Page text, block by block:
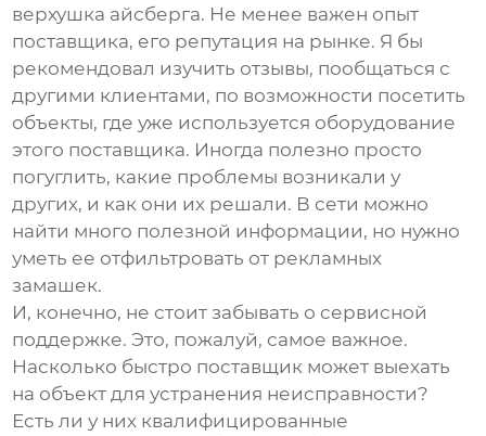
верхушка айсберга. Не менее важен опыт
поставщика, его репутация на рынке. Я бы
рекомендовал изучить отзывы, пообщаться с
другими клиентами, по возможности посетить
объекты, где уже используется оборудование
этого поставщика. Иногда полезно просто
погуглить, какие проблемы возникали у
других, и как они их решали. В сети можно
найти много полезной информации, но нужно
уметь ее отфильтровать от рекламных
замашек.
И, конечно, не стоит забывать о сервисной
поддержке. Это, пожалуй, самое важное.
Насколько быстро поставщик может выехать
на объект для устранения неисправности?
Есть ли у них квалифицированные